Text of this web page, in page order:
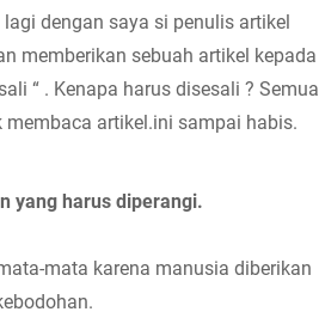
dengan saya si penulis artikel
memberikan sebuah artikel kepada
“ . Kenapa harus disesali ? Semua
artikel.ini sampai habis.
yang harus diperangi.
mata karena manusia diberikan